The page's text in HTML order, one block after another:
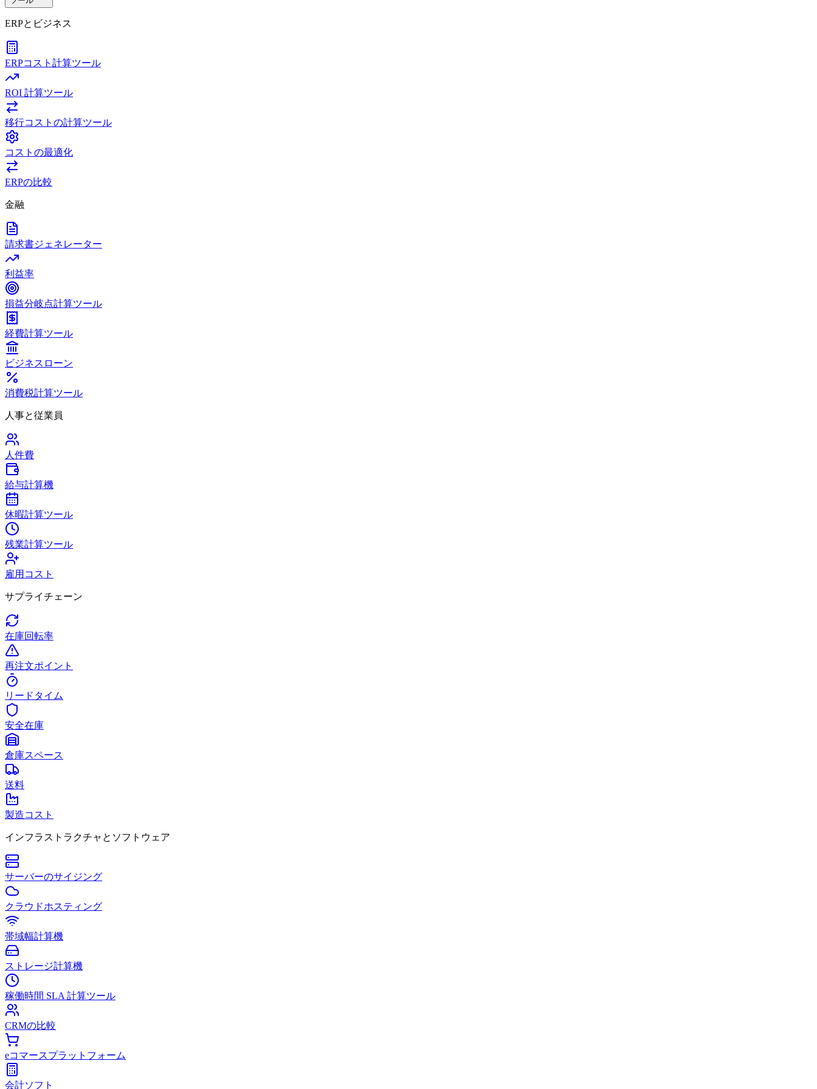
ERPとビジネス
ERPコスト計算ツール
ROI 計算ツール
移行コストの計算ツール
コストの最適化
ERPの比較
金融
請求書ジェネレーター
利益率
損益分岐点計算ツール
経費計算ツール
ビジネスローン
消費税計算ツール
人事と従業員
人件費
給与計算機
休暇計算ツール
残業計算ツール
雇用コスト
サプライチェーン
在庫回転率
再注文ポイント
リードタイム
安全在庫
倉庫スペース
送料
製造コスト
インフラストラクチャとソフトウェア
サーバーのサイジング
クラウドホスティング
帯域幅計算機
ストレージ計算機
稼働時間 SLA 計算ツール
CRMの比較
eコマースプラットフォーム
会計ソフト